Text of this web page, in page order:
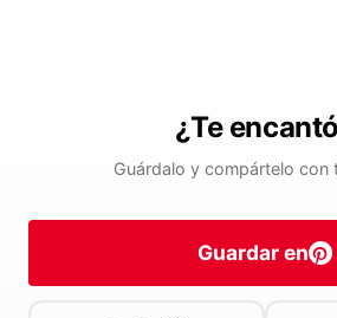
¿Te
Guárdalo y compártelo con
Guardar en